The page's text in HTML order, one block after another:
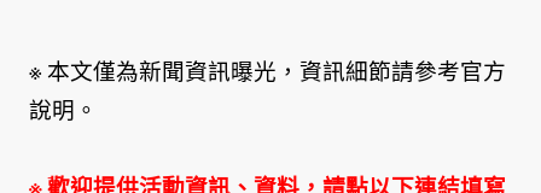
※ 本文僅為新聞資訊曝光，資訊細節請參考官方
說明。